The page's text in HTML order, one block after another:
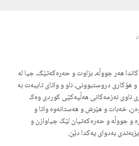
هەر جووڵە، بزاوت و حەرەکەتێک، جیا لە
دروستبوونی، ناو و واتای تایبەت بە
ناوی نەزمەکانی هەڵپەکێی کوردی وەک
خەبات و هێرش و هەستانەوە واتا و
و جووڵە و حەرەکەتیان لێک جیاوازن و
بەدوای یەکدا دێن.